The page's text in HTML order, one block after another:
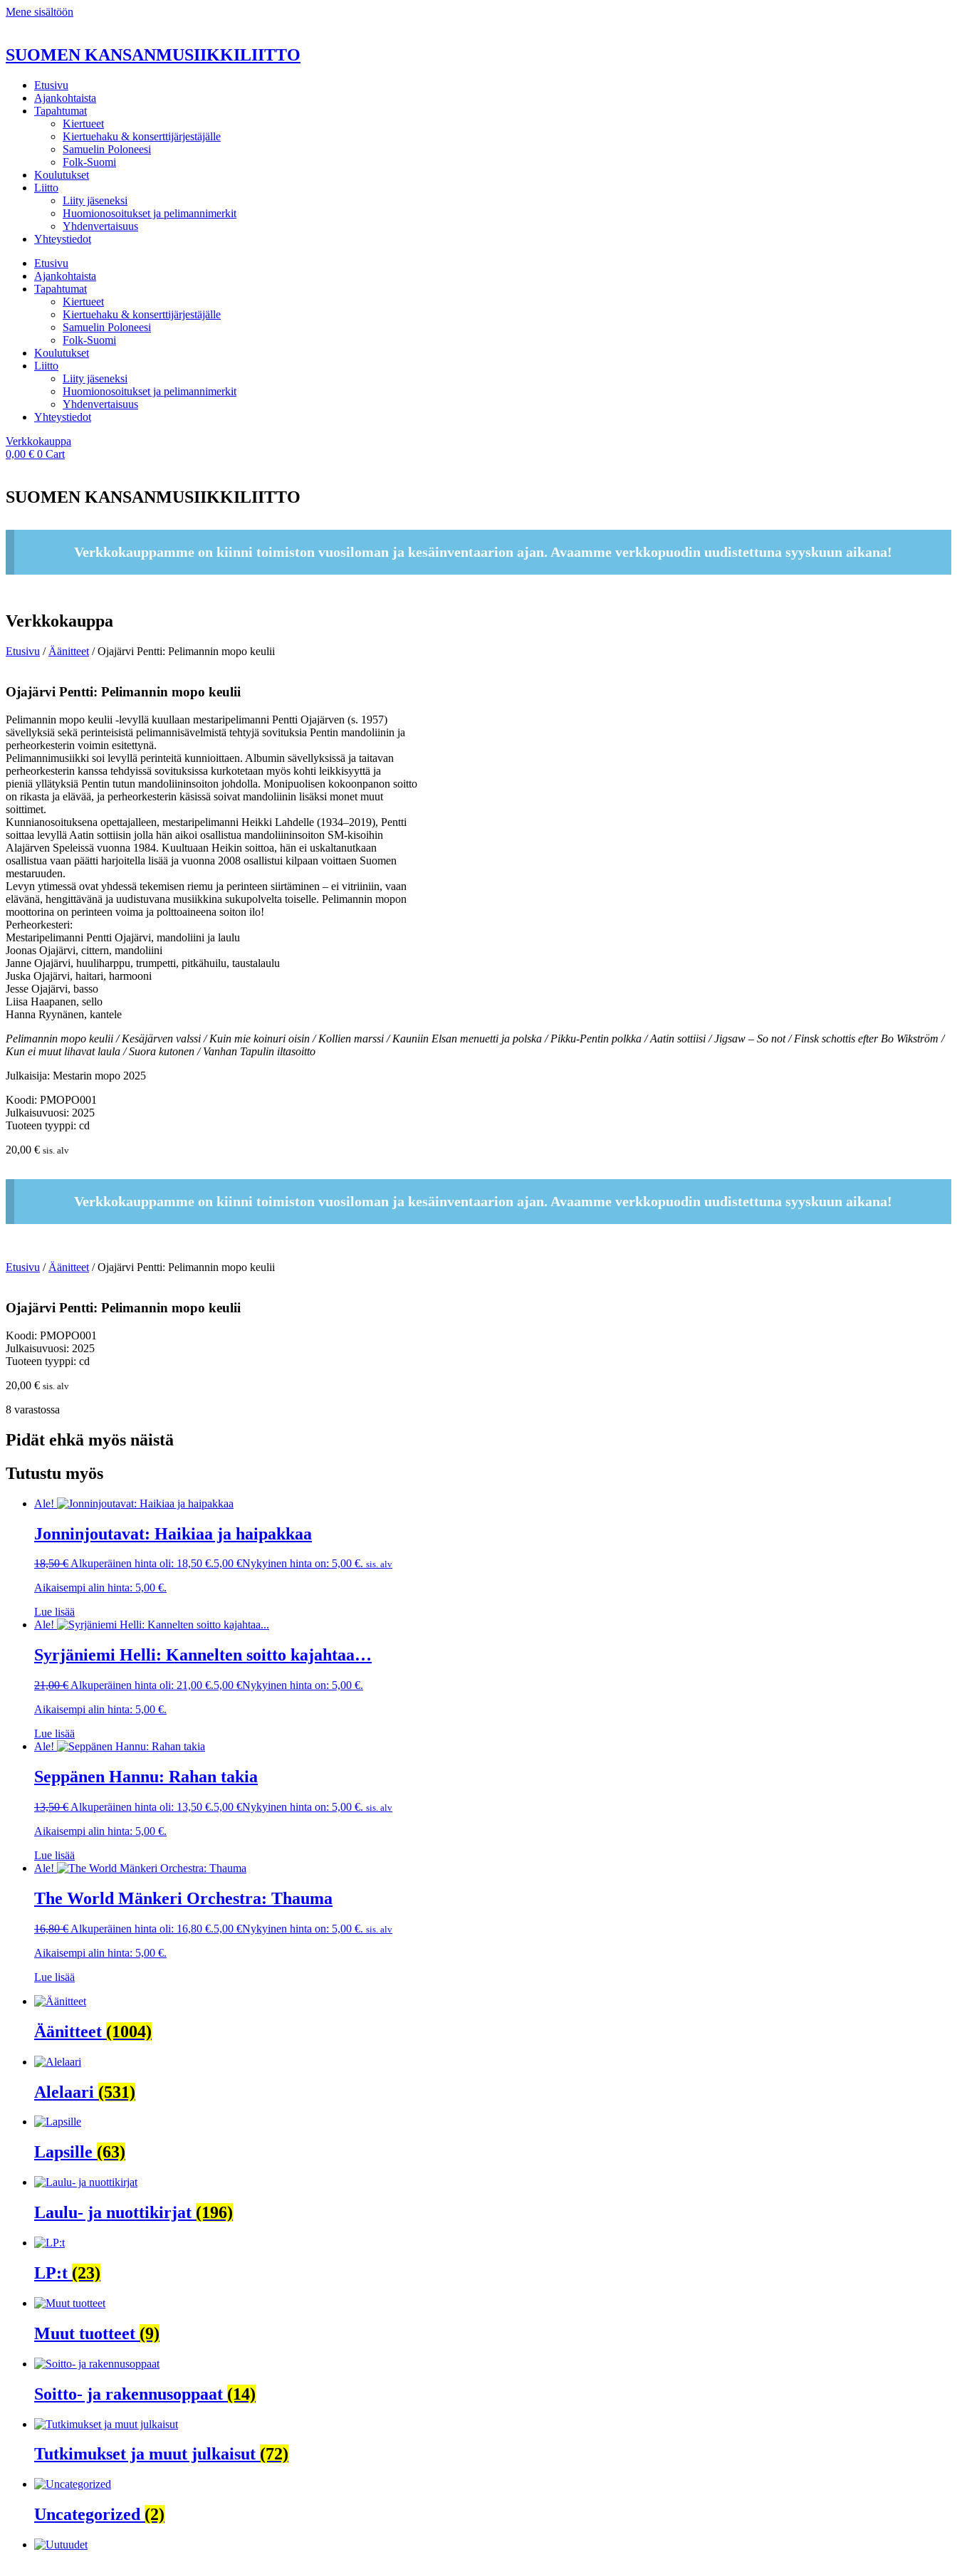
Mene sisältöön
SUOMEN KANSANMUSIIKKILIITTO
Etusivu
Ajankohtaista
Tapahtumat
Kiertueet
Kiertuehaku & konserttijärjestäjälle
Samuelin Poloneesi
Folk-Suomi
Koulutukset
Liitto
Liity jäseneksi
Huomionosoitukset ja pelimannimerkit
Yhdenvertaisuus
Yhteystiedot
Etusivu
Ajankohtaista
Tapahtumat
Kiertueet
Kiertuehaku & konserttijärjestäjälle
Samuelin Poloneesi
Folk-Suomi
Koulutukset
Liitto
Liity jäseneksi
Huomionosoitukset ja pelimannimerkit
Yhdenvertaisuus
Yhteystiedot
Verkkokauppa
0,00 € 0 Cart
SUOMEN KANSANMUSIIKKILIITTO
Verkkokauppamme on kiinni toimiston vuosiloman ja kesäinventaarion ajan. Avaamme verkkopuodin uudistettuna syyskuun aikana!
Verkkokauppa
Etusivu / Äänitteet / Ojajärvi Pentti: Pelimannin mopo keulii
Ojajärvi Pentti: Pelimannin mopo keulii
Pelimannin mopo keulii -levyllä kuullaan mestaripelimanni Pentti Ojajärven (s. 1957)
sävellyksiä sekä perinteisistä pelimannisävelmistä tehtyjä sovituksia Pentin mandoliinin ja
perheorkesterin voimin esitettynä.
Pelimannimusiikki soi levyllä perinteitä kunnioittaen. Albumin sävellyksissä ja taitavan
perheorkesterin kanssa tehdyissä sovituksissa kurkotetaan myös kohti leikkisyyttä ja
pieniä yllätyksiä Pentin tutun mandoliininsoiton johdolla. Monipuolisen kokoonpanon soitto
on rikasta ja elävää, ja perheorkesterin käsissä soivat mandoliinin lisäksi monet muut
soittimet.
Kunnianosoituksena opettajalleen, mestaripelimanni Heikki Lahdelle (1934–2019), Pentti
soittaa levyllä Aatin sottiisin jolla hän aikoi osallistua mandoliininsoiton SM-kisoihin
Alajärven Speleissä vuonna 1984. Kuultuaan Heikin soittoa, hän ei uskaltanutkaan
osallistua vaan päätti harjoitella lisää ja vuonna 2008 osallistui kilpaan voittaen Suomen
mestaruuden.
Levyn ytimessä ovat yhdessä tekemisen riemu ja perinteen siirtäminen – ei vitriiniin, vaan
elävänä, hengittävänä ja uudistuvana musiikkina sukupolvelta toiselle. Pelimannin mopon
moottorina on perinteen voima ja polttoaineena soiton ilo!
Perheorkesteri:
Mestaripelimanni Pentti Ojajärvi, mandoliini ja laulu
Joonas Ojajärvi, cittern, mandoliini
Janne Ojajärvi, huuliharppu, trumpetti, pitkähuilu, taustalaulu
Juska Ojajärvi, haitari, harmooni
Jesse Ojajärvi, basso
Liisa Haapanen, sello
Hanna Ryynänen, kantele
Pelimannin mopo keulii / Kesäjärven valssi / Kuin mie koinuri oisin / Kollien marssi / Kauniin Elsan menuetti ja polska / Pikku-Pentin polkka / Aatin sottiisi / Jigsaw – So not / Finsk schottis efter Bo Wikström /
Kun ei muut lihavat laula / Suora kutonen / Vanhan Tapulin iltasoitto
Julkaisija: Mestarin mopo 2025
Koodi: PMOPO001
Julkaisuvuosi: 2025
Tuoteen tyyppi: cd
20,00 € sis. alv
Verkkokauppamme on kiinni toimiston vuosiloman ja kesäinventaarion ajan. Avaamme verkkopuodin uudistettuna syyskuun aikana!
Etusivu /Äänitteet/ Ojajärvi Pentti: Pelimannin mopo keulii
Ojajärvi Pentti: Pelimannin mopo keulii
Koodi: PMOPO001
Julkaisuvuosi: 2025
Tuoteen tyyppi: cd
20,00 € sis. alv
8 varastossa
Pidät ehkä myös näistä
Tutustu myös
Ale!
Jonninjoutavat: Haikiaa ja haipakkaa
18,50€Alkuperäinen hinta oli: 18,50 €.5,00 €Nykyinen hinta on: 5,00 €. sis. alv
Aikaisempi alin hinta: 5,00 €.
Lue lisää
Ale!
Syrjäniemi Helli: Kannelten soitto kajahtaa…
21,00€ Alkuperäinen hinta oli: 21,00 €.5,00 €Nykyinen hinta on: 5,00 €.
Aikaisempi alin hinta: 5,00 €.
Lue lisää
Ale!
Seppänen Hannu: Rahan takia
13,50€ Alkuperäinen hinta oli: 13,50 €.5,00 €Nykyinen hinta on: 5,00 €. sis. alv
Aikaisempi alin hinta: 5,00 €.
Lue lisää
Ale!
The World Mänkeri Orchestra: Thauma
16,80€ Alkuperäinen hinta oli: 16,80 €.5,00 €Nykyinen hinta on: 5,00 €. sis. alv
Aikaisempi alin hinta: 5,00 €.
Lue lisää
Äänitteet (1004)
Alelaari (531)
Lapsille (63)
Laulu- ja nuottikirjat (196)
LP:t (23)
Muut tuotteet (9)
Soitto- ja rakennusoppaat (14)
Tutkimukset ja muut julkaisut (72)
Uncategorized (2)